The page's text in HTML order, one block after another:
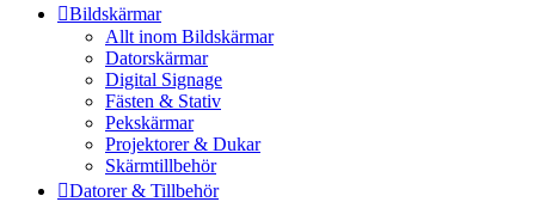
Bildskärmar
Allt inom Bildskärmar
Datorskärmar
Digital Signage
Fästen & Stativ
Pekskärmar
Projektorer & Dukar
Skärmtillbehör
Datorer & Tillbehör